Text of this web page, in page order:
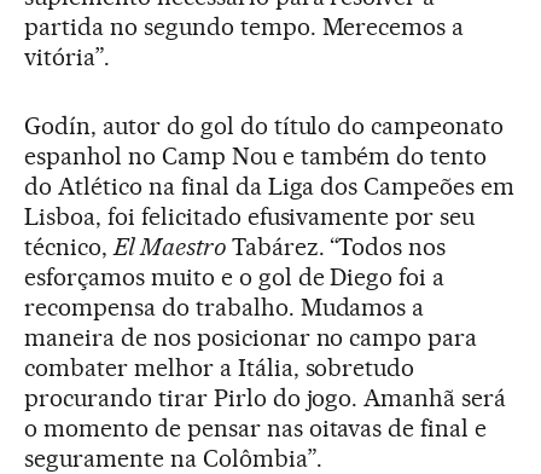
partida no segundo tempo. Merecemos a
vitória”.
Godín, autor do gol do título do campeonato
espanhol no Camp Nou e também do tento
do Atlético na final da Liga dos Campeões em
Lisboa, foi felicitado efusivamente por seu
técnico,El MaestroTabárez. “Todos nos
esforçamos muito e o gol de Diego foi a
recompensa do trabalho. Mudamos a
maneira de nos posicionar no campo para
combater melhor a Itália, sobretudo
procurando tirar Pirlo do jogo. Amanhã será
o momento de pensar nas oitavas de final e
seguramente na Colômbia”.